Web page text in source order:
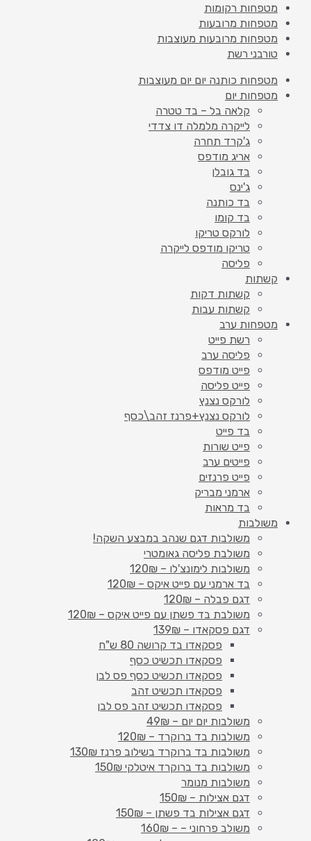
מטפחות רקומות
מטפחות מרובעות
מטפחות מרובעות מעוצבות
טורבני רשת
מטפחות כותנה יום יום מעוצבות
מטפחות יום
קלאה בל – בד טטרה
לייקרה מלמלה דו צדדי
ג'קרד תחרה
אריג מודפס
בד גובלן
ג'ינס
בד כותנה
בד קומו
לורקס טריקו
טריקו מודפס לייקרה
פליסה
קשתות
קשתות דקות
קשתות עבות
מטפחות ערב
רשת פייט
פליסה ערב
פייט מודפס
פייט פליסה
לורקס נצנץ
לורקס נצנץ+פרנז זהב\כסף
בד פייט
פייט שורות
פייטים ערב
פייט פרנזים
ארמני מבריק
בד מראות
משולבות
משולבות דגם שנהב במבצע השקה!
משולבת פליסה גאומטרי
משולבות לימונצ'לו – 120₪
בד ארמני עם פייט איקס – 120₪
דגם פבלה – 120₪
משולבת בד פשתן עם פייט איקס – 120₪
דגם פסקאדו – 139₪
פסקאדו בד קרושה 80 ש"ח
פסקאדו תכשיט כסף
פסקאדו תכשיט כסף פס לבן
פסקאדו תכשיט זהב
פסקאדו תכשיט זהב פס לבן
משולבות יום יום – 49₪
משולבות בד ברוקרד – 120₪
משולבות בד ברוקרד בשילוב פרנז 130₪
משולבות בד ברוקרד איטלקי 150₪
משולבות מנומר
דגם אצילות – 150₪
דגם אצילות בד פשתן – 150₪
משולב פרחוני – – 160₪